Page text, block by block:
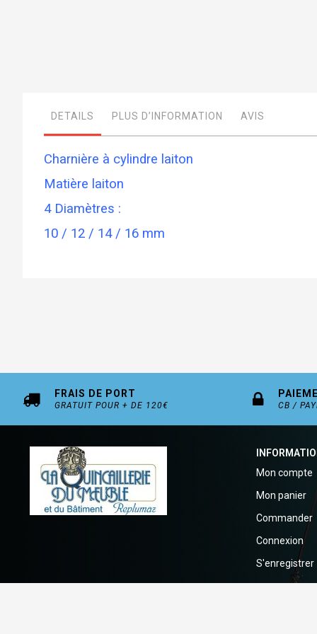
images
DETAILS
Charnière à cylindre laiton
Matière laiton
4 Diamètres :
10 / 12 / 14 / 16 mm
PLUS D’INFORMATION AVIS
FRAIS DE PORT
GRATUIT POUR + DE 120€ CB /
Mon compte
Mon panier
Commander
Connexion
S'enregistrer